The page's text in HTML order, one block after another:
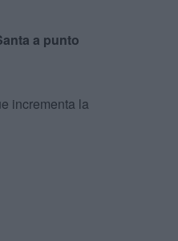
a punto
incrementa la